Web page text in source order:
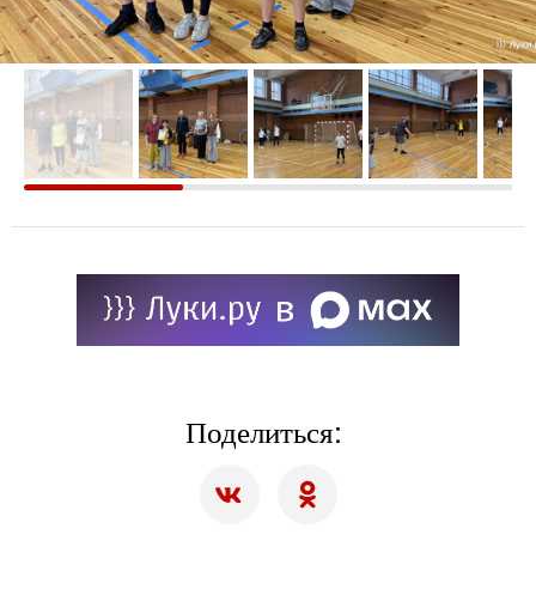
Поделиться: